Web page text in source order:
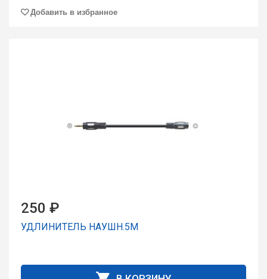
Добавить в избранное
250 ₽
УДЛИНИТЕЛЬ НАУШН.5М